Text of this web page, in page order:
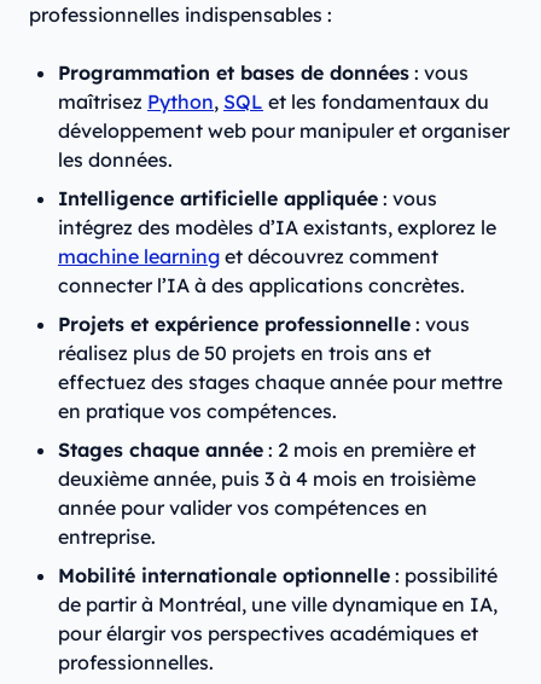
professionnelles indispensables :
Programmation et bases de données : vous
maîtrisez Python, SQL et les fondamentaux du
développement web pour manipuler et organiser
les données.
Intelligence artificielle appliquée : vous
intégrez des modèles d’IA existants, explorez le
machine learning et découvrez comment
connecter l’IA à des applications concrètes.
Projets et expérience professionnelle : vous
réalisez plus de 50 projets en trois ans et
effectuez des stages chaque année pour mettre
en pratique vos compétences.
Stages chaque année : 2 mois en première et
deuxième année, puis 3 à 4 mois en troisième
année pour valider vos compétences en
entreprise.
Mobilité internationale optionnelle : possibilité
de partir à Montréal, une ville dynamique en IA,
pour élargir vos perspectives académiques et
professionnelles.